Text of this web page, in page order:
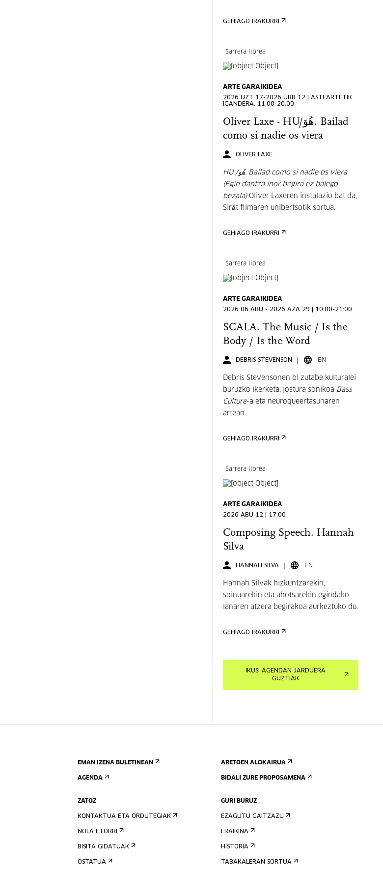
GEHIAGO IRAKURRI
Sarrera librea
ARTE GARAIKIDEA
2026 UZT 17-2026 URR 12 | ASTEARTETIK
IGANDERA: 11:00-20:00
Oliver Laxe - HU/هُوَ. Bailad
como si nadie os viera
OLIVER LAXE
HU /هُو. Bailad como si nadie os viera
(Egin dantza inor begira ez balego
bezala)Oliver Laxeren instalazio bat da,
Sirāt filmaren unibertsotik sortua.
GEHIAGO IRAKURRI
Sarrera librea
ARTE GARAIKIDEA
2026 06 ABU - 2026 AZA 29 | 10:00-21:00
SCALA. The Music / Is the
Body / Is the Word
DEBRIS STEVENSON EN
Debris Stevensonen bi zutabe kulturalei
buruzko ikerketa, jostura sonikoa Bass
Culture-a eta neuroqueertasunaren
artean.
GEHIAGO IRAKURRI
Sarrera librea
ARTE GARAIKIDEA
2026 ABU 12 | 17:00
Composing Speech. Hannah
Silva
HANNAH SILVA EN
Hannah Silvak hizkuntzarekin,
soinuarekin eta ahotsarekin egindako
lanaren atzera begirakoa aurkeztuko du.
GEHIAGO IRAKURRI
IKUSI AGENDAN JARDUERA
GUZTIAK
EMAN IZENA BULETINEAN
AGENDA
ZATOZ
KONTAKTUA ETA ORDUTEGIAK
NOLA ETORRI
BISITA GIDATUAK
OSTATUA
ARETOEN ALOKAIRUA
BIDALI ZURE PROPOSAMENA
GURI BURUZ
EZAGUTU GAITZAZU
ERAIKINA
HISTORIA
TABAKALERAN SORTUA